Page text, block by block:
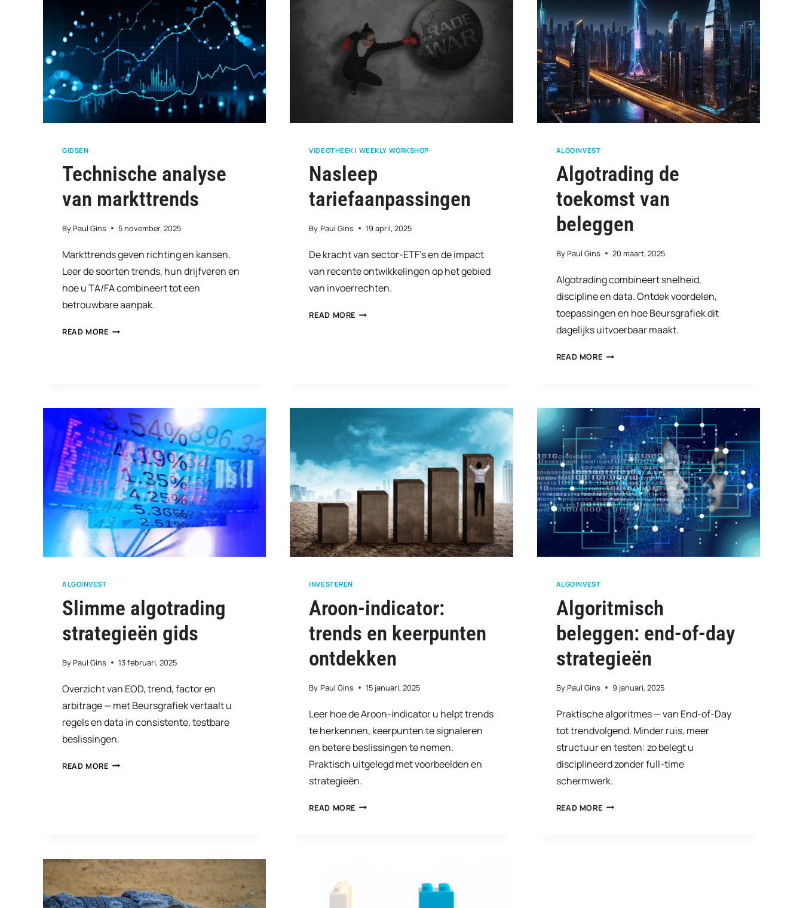
GIDSEN
Technische analyse
van markttrends
ByPaul Gins 5 november, 2025
Markttrends geven richting en kansen.
Leer de soorten trends, hun drijfveren en
hoe u TA/FA combineert tot een
betrouwbare aanpak.
READ MORETECHNISCHE
VIDEOTHEEK | WEEKLY WORKSHOP
Nasleep
tariefaanpassingen
By Paul Gins 19 april, 2025
De kracht van sector-ETF’s en de impact
van recente ontwikkelingen op het gebied
van invoerrechten.
READ MORE NASLEEP
ALGOINVEST
Algotrading de
toekomst van
beleggen
ByPaul Gins 20 maart, 2025
Algotrading combineert snelheid,
discipline en data. Ontdek voordelen,
toepassingen en hoe Beursgrafiek dit
dagelijks uitvoerbaar maakt.
READ MOREALGOTRADING
VAN
BELEGGEN
ALGOINVEST
Slimme algotrading
strategieën gids
ByPaul Gins 13 februari, 2025
Overzicht van EOD, trend, factor en
arbitrage — met Beursgrafiek vertaalt u
regels en data in consistente, testbare
beslissingen.
READ MORESLIMME
INVESTEREN
Aroon-indicator:
trends en keerpunten
ontdekken
By Paul Gins 15 januari, 2025
Leer hoe de Aroon-indicator u helpt trends
te herkennen, keerpunten te signaleren
en betere beslissingen te nemen.
Praktisch uitgelegd met voorbeelden en
strategieën.
READ MORE AROON-
ALGOINVEST
Algoritmisch
beleggen: end-of-day
strategieën
ByPaul Gins 9 januari, 2025
Praktische algoritmes — van End-of-Day
tot trendvolgend. Minder ruis, meer
structuur en testen: zo belegt u
disciplineerd zonder full-time
schermwerk.
READ MOREALGORITMISCH